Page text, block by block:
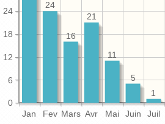
Jan Fev Mars Avr Mai Juin Juil
0
6
12
18
24
1
5
11
21
16
24